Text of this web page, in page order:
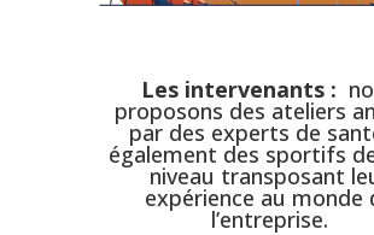
Les intervenants :
proposons des ateliers
par des experts de
également des sportifs
niveau transposant
expérience au monde
l’entreprise.